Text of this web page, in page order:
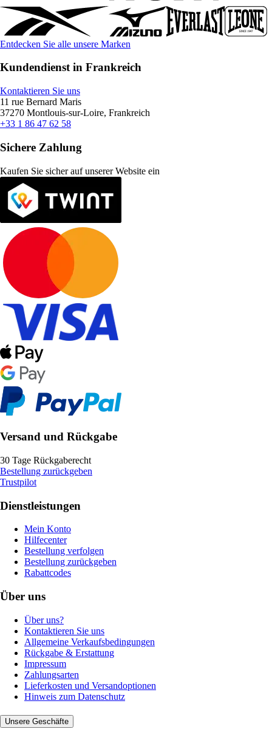
Entdecken Sie alle unsere Marken
Kundendienst in Frankreich
Kontaktieren Sie uns
11 rue Bernard Maris
37270 Montlouis-sur-Loire, Frankreich
+33 1 86 47 62 58
Sichere Zahlung
Kaufen Sie sicher auf unserer Website ein
Versand und Rückgabe
30 Tage Rückgaberecht
Bestellung zurückgeben
Trustpilot
Dienstleistungen
Mein Konto
Hilfecenter
Bestellung verfolgen
Bestellung zurückgeben
Rabattcodes
Über uns
Über uns?
Kontaktieren Sie uns
Allgemeine Verkaufsbedingungen
Rückgabe & Erstattung
Impressum
Zahlungsarten
Lieferkosten und Versandoptionen
Hinweis zum Datenschutz
Unsere Geschäfte